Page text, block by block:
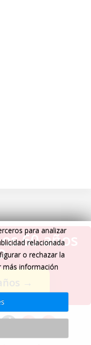
60 años
→
para analizar
relacionada
o rechazar la
más información